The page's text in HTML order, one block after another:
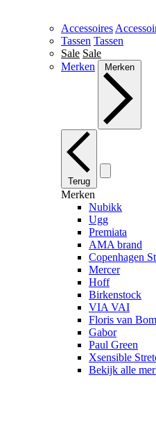
Accessoires
Tassen Tassen
Sale Sale
Merken
Merken
Terug
Merken
Nubikk
Ugg
Premiata
AMA brand
Copenhagen
Mercer
Hoff
Birkenstock
VIA VAI
Floris van
Gabor
Paul Green
Xsensible
Bekijk alle